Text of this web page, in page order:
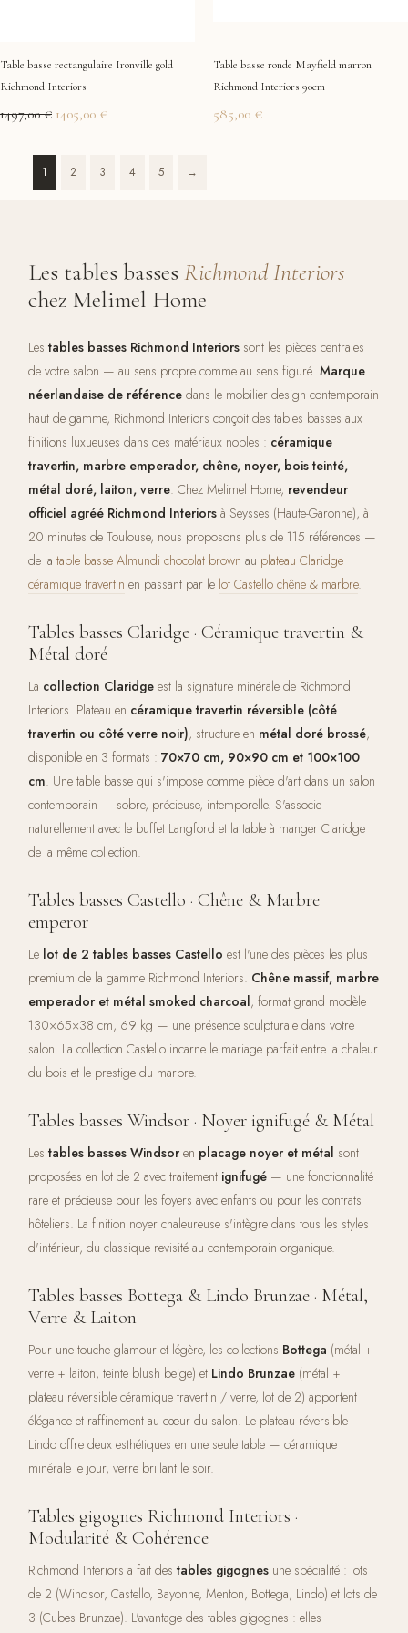
Table basse rectangulaire Ironville gold
Richmond Interiors
1497,00€ 1405,00 €
Table basse ronde Mayfield marron
Richmond Interiors 90cm
585,00 €
1 2 3 4 5 →
Les tables bassesRichmond Interiors
chez Melimel Home
Lestables basses Richmond Interiors sont les pièces centrales
de votre salon — au sens propre comme au sens figuré.Marque
néerlandaise de référence dans le mobilier design contemporain
haut de gamme, Richmond Interiors conçoit des tables basses aux
finitions luxueuses dans des matériaux nobles : céramique
travertin, marbre emperador, chêne, noyer, bois teinté,
métal doré, laiton, verre. Chez Melimel Home, revendeur
officiel agréé Richmond Interiors à Seysses (Haute-Garonne), à
20 minutes de Toulouse, nous proposons plus de 115 références —
de latable basse Almundi chocolat brown au plateau Claridge
céramique travertin en passant par le lot Castello chêne & marbre.
Tables basses Claridge · Céramique travertin &
Métal doré
La collection Claridge est la signature minérale de Richmond
Interiors. Plateau en céramique travertin réversible (côté
travertin ou côté verre noir), structure en métal doré brossé,
disponible en 3 formats :70×70 cm, 90×90 cm et 100×100
cm. Une table basse qui s'impose comme pièce d'art dans un salon
contemporain — sobre, précieuse, intemporelle. S'associe
naturellement avec le buffet Langford et la table à manger Claridge
de la même collection.
Tables basses Castello · Chêne & Marbre
emperor
Le lot de 2 tables basses Castello est l'une des pièces les plus
premium de la gamme Richmond Interiors. Chêne massif, marbre
emperador et métal smoked charcoal, format grand modèle
130×65×38 cm, 69 kg — une présence sculpturale dans votre
salon. La collection Castello incarne le mariage parfait entre la chaleur
du bois et le prestige du marbre.
Tables basses Windsor · Noyer ignifugé & Métal
Lestables basses Windsor en placage noyer et métal sont
proposées en lot de 2 avec traitement ignifugé — une fonctionnalité
rare et précieuse pour les foyers avec enfants ou pour les contrats
hôteliers. La finition noyer chaleureuse s'intègre dans tous les styles
d'intérieur, du classique revisité au contemporain organique.
Tables basses Bottega & Lindo Brunzae · Métal,
Verre & Laiton
Pour une touche glamour et légère, les collections Bottega (métal +
verre + laiton, teinte blush beige) et Lindo Brunzae (métal +
plateau réversible céramique travertin / verre, lot de 2) apportent
élégance et raffinement au cœur du salon. Le plateau réversible
Lindo offre deux esthétiques en une seule table — céramique
minérale le jour, verre brillant le soir.
Tables gigognes Richmond Interiors ·
Modularité & Cohérence
Richmond Interiors a fait destables gigognes une spécialité : lots
de 2 (Windsor, Castello, Bayonne, Menton, Bottega, Lindo) et lots de
3 (Cubes Brunzae). L'avantage des tables gigognes : elles